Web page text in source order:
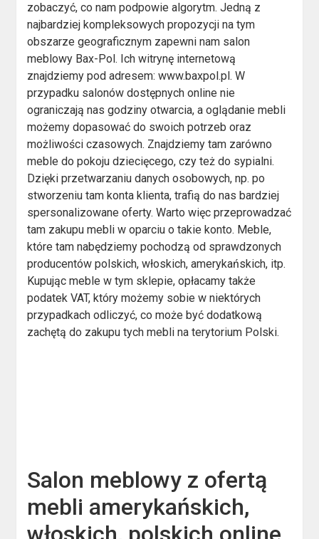
zobaczyć, co nam podpowie algorytm. Jedną z
najbardziej kompleksowych propozycji na tym
obszarze geograficznym zapewni nam salon
meblowy Bax-Pol. Ich witrynę internetową
znajdziemy pod adresem: www.baxpol.pl. W
przypadku salonów dostępnych online nie
ograniczają nas godziny otwarcia, a oglądanie mebli
możemy dopasować do swoich potrzeb oraz
możliwości czasowych. Znajdziemy tam zarówno
meble do pokoju dziecięcego, czy też do sypialni.
Dzięki przetwarzaniu danych osobowych, np. po
stworzeniu tam konta klienta, trafią do nas bardziej
spersonalizowane oferty. Warto więc przeprowadzać
tam zakupu mebli w oparciu o takie konto. Meble,
które tam nabędziemy pochodzą od sprawdzonych
producentów polskich, włoskich, amerykańskich, itp.
Kupując meble w tym sklepie, opłacamy także
podatek VAT, który możemy sobie w niektórych
przypadkach odliczyć, co może być dodatkową
zachętą do zakupu tych mebli na terytorium Polski.
Salon meblowy z ofertą
mebli amerykańskich,